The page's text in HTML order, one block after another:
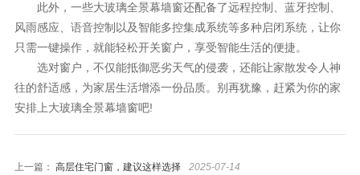
此外，一些大玻璃全景幕墙窗还配备了远程控制、蓝牙控制、
风雨感应、语音控制以及智能多控集成系统等多种启闭系统，让你
只需一键操作，就能轻松开关窗户，享受智能生活的便捷。
选对窗户，不仅能抵御恶劣天气的侵袭，还能让家散发令人神
往的舒适感，为家居生活增添一份品质。别再犹豫，赶紧为你的家
安排上大玻璃全景幕墙窗吧!
上一篇： 高层住宅门窗，建议这样选择 2025-07-14